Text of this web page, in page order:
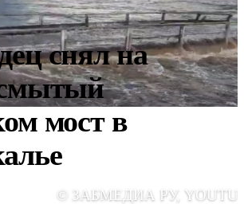
снял на
мост в
© ЗАБМЕДИА РУ,